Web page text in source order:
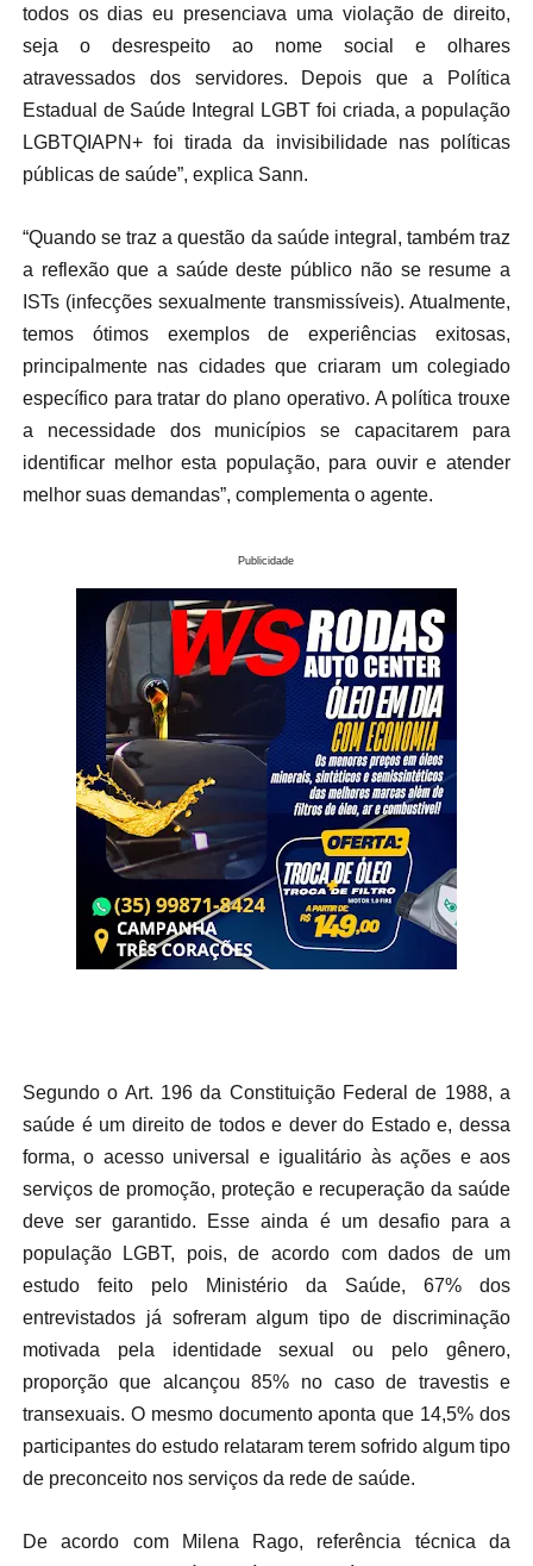
todos os dias eu presenciava uma violação de direito,
seja o desrespeito ao nome social e olhares
atravessados dos servidores. Depois que a Política
Estadual de Saúde Integral LGBT foi criada, a população
LGBTQIAPN+ foi tirada da invisibilidade nas políticas
públicas de saúde”, explica Sann.
“Quando se traz a questão da saúde integral, também traz
a reflexão que a saúde deste público não se resume a
ISTs (infecções sexualmente transmissíveis). Atualmente,
temos ótimos exemplos de experiências exitosas,
principalmente nas cidades que criaram um colegiado
específico para tratar do plano operativo. A política trouxe
a necessidade dos municípios se capacitarem para
identificar melhor esta população, para ouvir e atender
melhor suas demandas”, complementa o agente.
Publicidade
Segundo o Art. 196 da Constituição Federal de 1988, a
saúde é um direito de todos e dever do Estado e, dessa
forma, o acesso universal e igualitário às ações e aos
serviços de promoção, proteção e recuperação da saúde
deve ser garantido. Esse ainda é um desafio para a
população LGBT, pois, de acordo com dados de um
estudo feito pelo Ministério da Saúde, 67% dos
entrevistados já sofreram algum tipo de discriminação
motivada pela identidade sexual ou pelo gênero,
proporção que alcançou 85% no caso de travestis e
transexuais. O mesmo documento aponta que 14,5% dos
participantes do estudo relataram terem sofrido algum tipo
de preconceito nos serviços da rede de saúde.
De acordo com Milena Rago, referência técnica da